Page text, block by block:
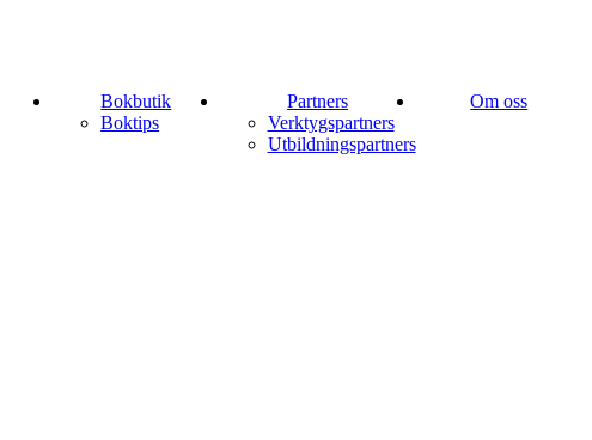
Bokbutik
Boktips
Partners
Verktygspartners
Utbildningspartners
Om oss